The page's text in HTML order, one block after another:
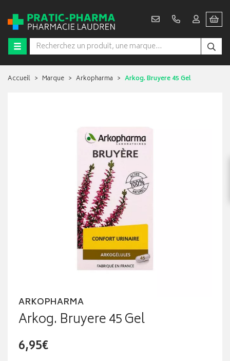
Accueil Marque Arkopharma Arkog. Bruyere 45 Gel
ARKOPHARMA
Arkog. Bruyere 45 Gel
6,95€